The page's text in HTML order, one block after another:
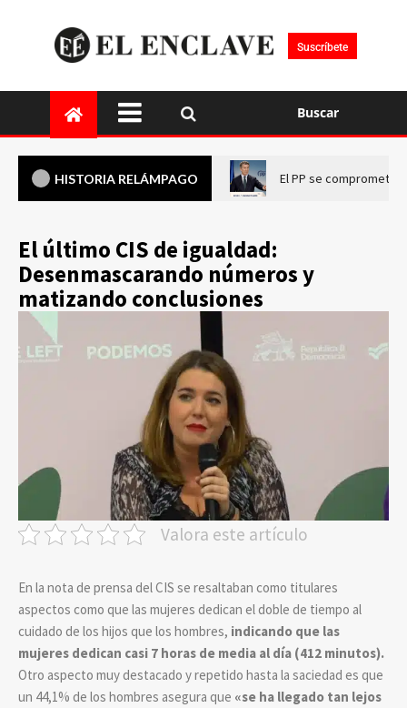
Suscríbete
Buscar
HISTORIA RELÁMPAGO El PP se compromete
El último CIS de igualdad:
Desenmascarando números y
matizando conclusiones
Valora este artículo
En la nota de prensa del CIS se resaltaban como titulares
aspectos como que las mujeres dedican el doble de tiempo al
cuidado de los hijos que los hombres, indicando que las
mujeres dedican casi 7 horas de media al día (412 minutos).
Otro aspecto muy destacado y repetido hasta la saciedad es que
un 44,1% de los hombres asegura que «se ha llegado tan lejos